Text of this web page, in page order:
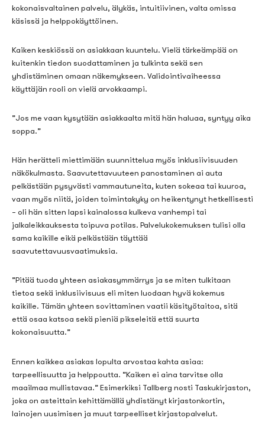
kokonaisvaltainen palvelu, älykäs, intuitiivinen, valta omissa
käsissä ja helppokäyttöinen.
Kaiken keskiössä on asiakkaan kuuntelu. Vielä tärkeämpää on
kuitenkin tiedon suodattaminen ja tulkinta sekä sen
yhdistäminen omaan näkemykseen. Validointivaiheessa
käyttäjän rooli on vielä arvokkaampi.
”Jos me vaan kysytään asiakkaalta mitä hän haluaa, syntyy aika
soppa.”
Hän herätteli miettimään suunnittelua myös inklusiivisuuden
näkökulmasta. Saavutettavuuteen panostaminen ai auta
pelkästään pysyvästi vammautuneita, kuten sokeaa tai kuuroa,
vaan myös niitä, joiden toimintakyky on heikentynyt hetkellisesti
– oli hän sitten lapsi kainalossa kulkeva vanhempi tai
jalkaleikkauksesta toipuva potilas. Palvelukokemuksen tulisi olla
sama kaikille eikä pelkästään täyttää
saavutettavuusvaatimuksia.
”Pitää tuoda yhteen asiakasymmärrys ja se miten tulkitaan
tietoa sekä inklusiivisuus eli miten luodaan hyvä kokemus
kaikille. Tämän yhteen sovittaminen vaatii käsityötaitoa, sitä
että osaa katsoa sekä pieniä pikseleitä että suurta
kokonaisuutta.”
Ennen kaikkea asiakas lopulta arvostaa kahta asiaa:
tarpeellisuutta ja helppoutta. ”Kaiken ei aina tarvitse olla
maailmaa mullistavaa.” Esimerkiksi Tallberg nosti Taskukirjaston,
joka on asteittain kehittämällä yhdistänyt kirjastonkortin,
lainojen uusimisen ja muut tarpeelliset kirjastopalvelut.